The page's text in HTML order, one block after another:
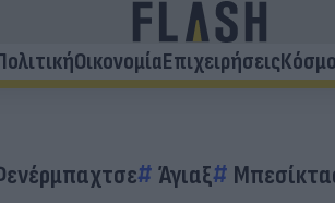
ΟικονομίαΕπιχειρήσεις
Άγιαξ